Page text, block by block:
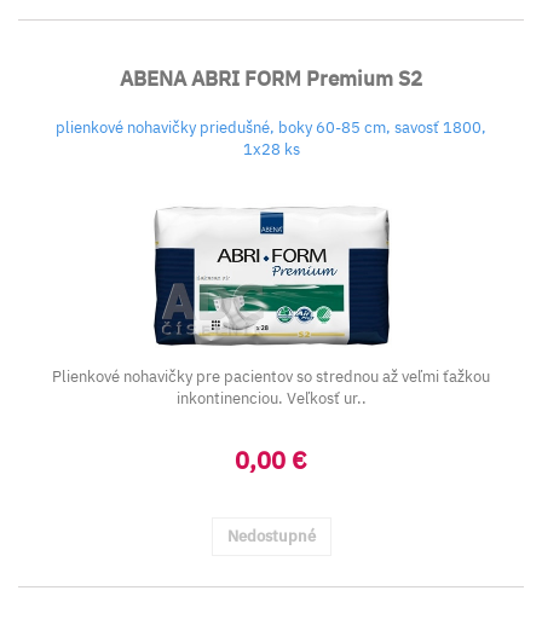
ABENA ABRI FORM Premium S2
plienkové nohavičky priedušné, boky 60-85 cm, savosť 1800,
1x28 ks
Plienkové nohavičky pre pacientov so strednou až veľmi ťažkou
inkontinenciou. Veľkosť ur..
0,00 €
Nedostupné